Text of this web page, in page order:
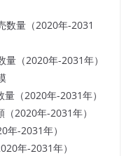
数量（2020年-2031
（2020年-2031年）
（2020年-2031年）
2020年-2031年）
-2031年）
年-2031年）